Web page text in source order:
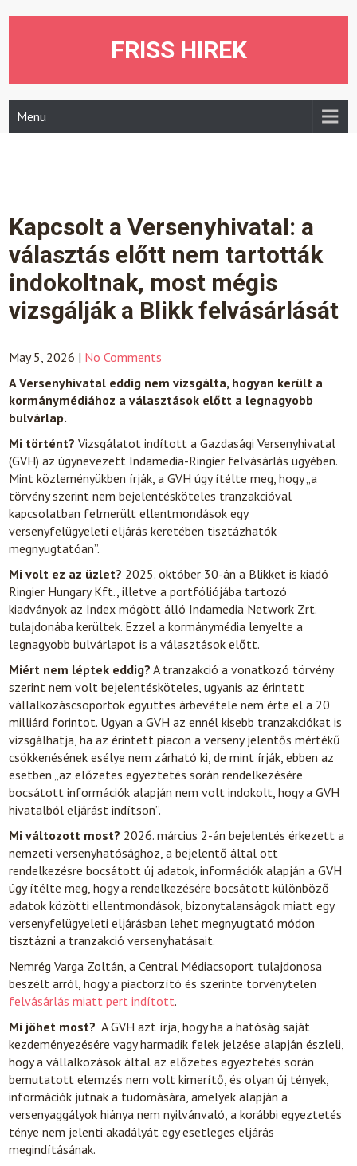
FRISS HIREK
Menu
Kapcsolt a Versenyhivatal: a
választás előtt nem tartották
indokoltnak, most mégis
vizsgálják a Blikk felvásárlását
May 5, 2026 | No Comments
A Versenyhivatal eddig nem vizsgálta, hogyan került a
kormánymédiához a választások előtt a legnagyobb
bulvárlap.
Mi történt? Vizsgálatot indított a Gazdasági Versenyhivatal
(GVH) az úgynevezett Indamedia-Ringier felvásárlás ügyében.
Mint közleményükben írják, a GVH úgy ítélte meg, hogy „a
törvény szerint nem bejelentésköteles tranzakcióval
kapcsolatban felmerült ellentmondások egy
versenyfelügyeleti eljárás keretében tisztázhatók
megnyugtatóan”.
Mi volt ez az üzlet? 2025. október 30-án a Blikket is kiadó
Ringier Hungary Kft., illetve a portfóliójába tartozó
kiadványok az Index mögött álló Indamedia Network Zrt.
tulajdonába kerültek. Ezzel a kormánymédia lenyelte a
legnagyobb bulvárlapot is a választások előtt.
Miért nem léptek eddig? A tranzakció a vonatkozó törvény
szerint nem volt bejelentésköteles, ugyanis az érintett
vállalkozáscsoportok együttes árbevétele nem érte el a 20
milliárd forintot. Ugyan a GVH az ennél kisebb tranzakciókat is
vizsgálhatja, ha az érintett piacon a verseny jelentős mértékű
csökkenésének esélye nem zárható ki, de mint írják, ebben az
esetben „az előzetes egyeztetés során rendelkezésére
bocsátott információk alapján nem volt indokolt, hogy a GVH
hivatalból eljárást indítson”.
Mi változott most? 2026. március 2-án bejelentés érkezett a
nemzeti versenyhatósághoz, a bejelentő által ott
rendelkezésre bocsátott új adatok, információk alapján a GVH
úgy ítélte meg, hogy a rendelkezésére bocsátott különböző
adatok közötti ellentmondások, bizonytalanságok miatt egy
versenyfelügyeleti eljárásban lehet megnyugtató módon
tisztázni a tranzakció versenyhatásait.
Nemrég Varga Zoltán, a Central Médiacsoport tulajdonosa
beszélt arról, hogy a piactorzító és szerinte törvénytelen
felvásárlás miatt pert indított.
Mi jöhet most? A GVH azt írja, hogy ha a hatóság saját
kezdeményezésére vagy harmadik felek jelzése alapján észleli,
hogy a vállalkozások által az előzetes egyeztetés során
bemutatott elemzés nem volt kimerítő, és olyan új tények,
információk jutnak a tudomására, amelyek alapján a
versenyaggályok hiánya nem nyilvánvaló, a korábbi egyeztetés
ténye nem jelenti akadályát egy esetleges eljárás
megindításának.